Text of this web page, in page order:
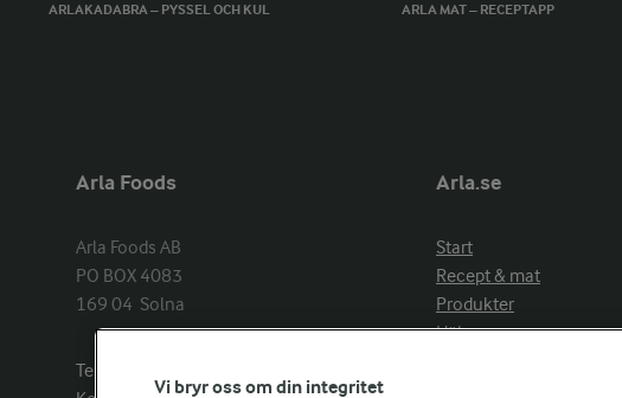
ARLAKADABRA – PYSSEL OCH KUL ARLA MAT – RECEPTAPP
Arla Foods
Arla Foods AB
PO BOX 4083
169 04  Solna
Telefon:
Arla.se
Start
Recept & mat
Produkter
Hälsa
Vi bryr oss om din integritet